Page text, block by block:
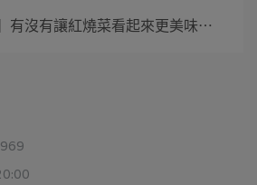
有沒有讓紅燒菜看起來更美味⋯